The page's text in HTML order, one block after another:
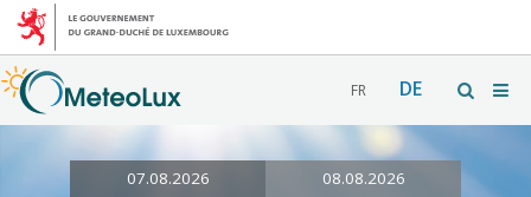
FR DE
07.08.2026 08.08.2026